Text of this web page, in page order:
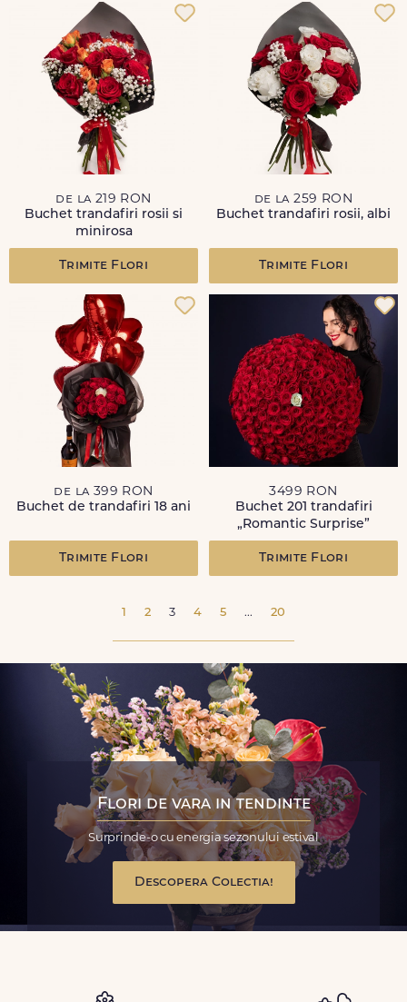
de la 219 RON
Buchet trandafiri rosii si
minirosa
Trimite Flori
de la 259 RON
Buchet trandafiri rosii, albi
Trimite Flori
de la 399 RON
Buchet de trandafiri 18 ani
Trimite Flori
3499 RON
Buchet 201 trandafiri
„Romantic Surprise”
Trimite Flori
1 2 3 4 5 ... 20
Flori de vara in tendinte
Surprinde-o cu energia sezonului estival
Descopera Colectia!